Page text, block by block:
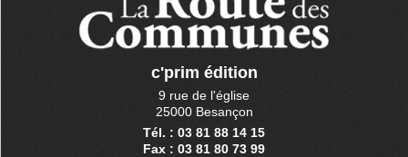
c'prim édition
9 rue de l'église
25000 Besançon
Tél. : 03 81 88 14 15
Fax : 03 81 80 73 99